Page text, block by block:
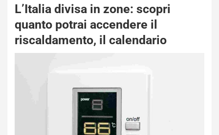
L’Italia divisa in zone: scopri
quanto potrai accendere il
riscaldamento, il calendario